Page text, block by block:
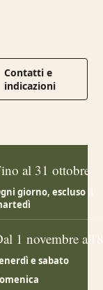
Contatti e
indicazioni
al 31 ottobre
giorno, escluso il
1 novembre
e sabato